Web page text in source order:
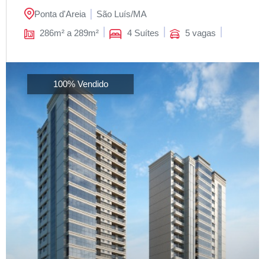
Ponta d'Areia São Luís/MA
286m² a 289m²
4 Suítes 5 vagas
100% Vendido